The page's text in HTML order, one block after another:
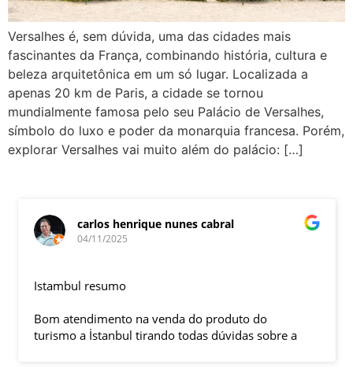
Versalhes é, sem dúvida, uma das cidades mais
fascinantes da França, combinando história, cultura e
beleza arquitetônica em um só lugar. Localizada a
apenas 20 km de Paris, a cidade se tornou
mundialmente famosa pelo seu Palácio de Versalhes,
símbolo do luxo e poder da monarquia francesa. Porém,
explorar Versalhes vai muito além do palácio: […]
carlos henrique nunes cabral
04/11/2025
Istambul resumo
Bom atendimento na venda do produto do
turismo a İstanbul tirando todas dúvidas sobre a